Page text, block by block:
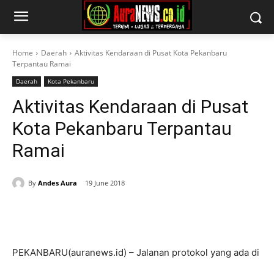
Home Daerah
Aktivitas Kendaraan di Pusat Kota Pekanbaru
Terpantau Ramai
Daerah Kota Pekanbaru
Aktivitas Kendaraan di Pusat
Kota Pekanbaru Terpantau
Ramai
By Andes Aura 19 June 2018
PEKANBARU(auranews.id) – Jalanan protokol yang ada di